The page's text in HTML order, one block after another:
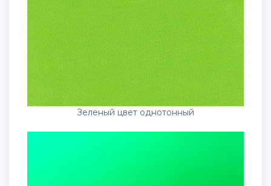
Зеленый цвет однотонный